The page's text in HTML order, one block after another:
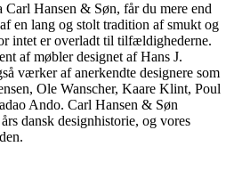
Hansen & Søn, får du mere end
en lang og stolt tradition af smukt og
intet er overladt til tilfældighederne.
af møbler designet af Hans J.
værker af anerkendte designere som
Ole Wanscher, Kaare Klint, Poul
Ando. Carl Hansen & Søn
dansk designhistorie, og vores